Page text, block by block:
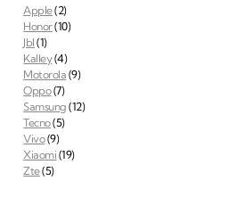
Apple(2)
Honor(10)
Jbl (1)
Kalley(4)
Motorola (9)
Oppo(7)
Samsung (12)
Tecno(5)
Vivo(9)
Xiaomi (19)
Zte(5)